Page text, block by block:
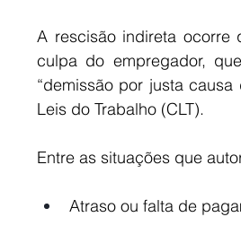
A rescisão indireta
culpa do empregador,
“demissão por justa
Leis do Trabalho (CLT).
Entre as situações que
Atraso ou falta de